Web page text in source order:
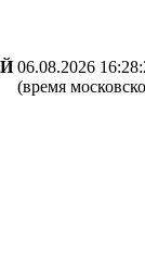
06.08.2026
(время